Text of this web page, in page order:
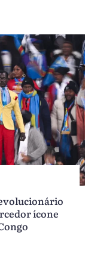
ícone